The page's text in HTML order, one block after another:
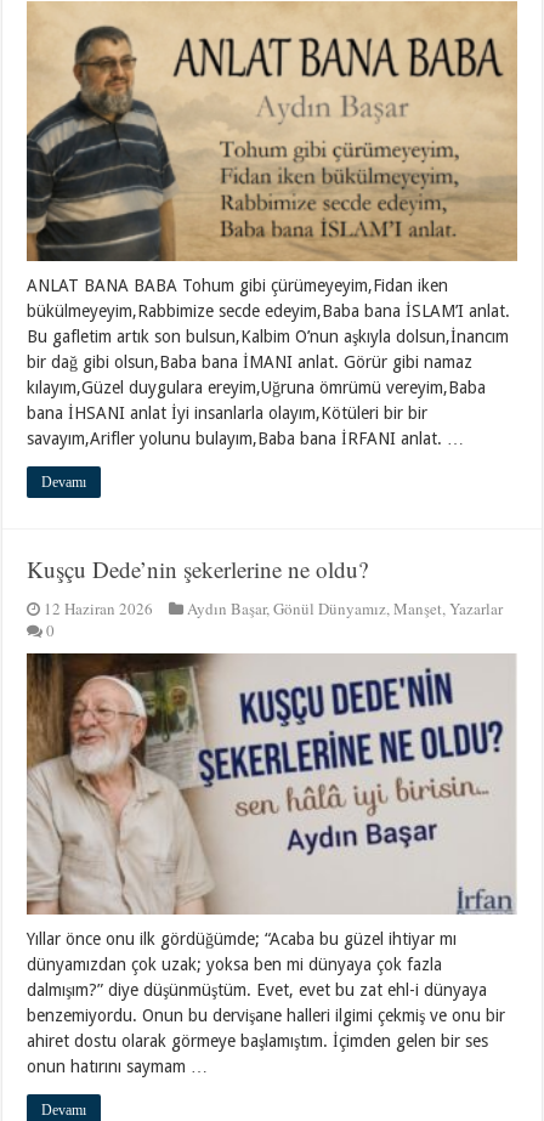
ANLAT BANA BABA Tohum gibi çürümeyeyim,Fidan iken
bükülmeyeyim,Rabbimize secde edeyim,Baba bana İSLAM’I anlat.
Bu gafletim artık son bulsun,Kalbim O’nun aşkıyla dolsun,İnancım
bir dağ gibi olsun,Baba bana İMANI anlat. Görür gibi namaz
kılayım,Güzel duygulara ereyim,Uğruna ömrümü vereyim,Baba
bana İHSANI anlat İyi insanlarla olayım,Kötüleri bir bir
savayım,Arifler yolunu bulayım,Baba bana İRFANI anlat. …
Devamı
Kuşçu Dede’nin şekerlerine ne oldu?
12 Haziran 2026 Aydın Başar,Gönül Dünyamız,Manşet,Yazarlar
0
Yıllar önce onu ilk gördüğümde; “Acaba bu güzel ihtiyar mı
dünyamızdan çok uzak; yoksa ben mi dünyaya çok fazla
dalmışım?” diye düşünmüştüm. Evet, evet bu zat ehl-i dünyaya
benzemiyordu. Onun bu dervişane halleri ilgimi çekmiş ve onu bir
ahiret dostu olarak görmeye başlamıştım. İçimden gelen bir ses
onun hatırını saymam …
Devamı